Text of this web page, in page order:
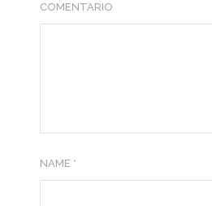
COMENTARIO
NAME *